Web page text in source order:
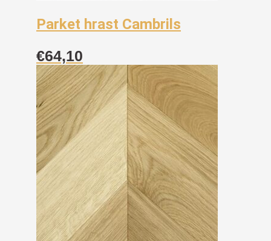
Parket hrast Cambrils
€64,10